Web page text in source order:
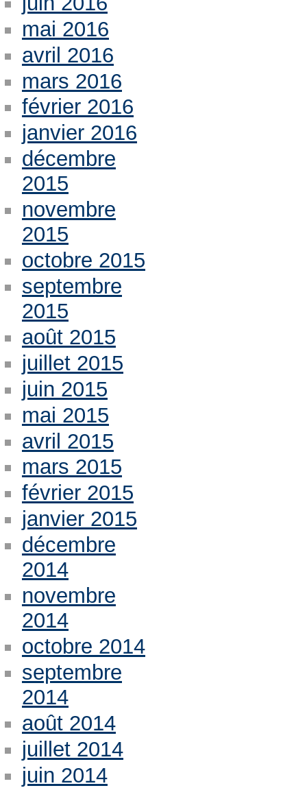
mai 2016
avril 2016
mars 2016
février 2016
janvier 2016
décembre
2015
novembre
2015
octobre 2015
septembre
2015
août 2015
juillet 2015
juin 2015
mai 2015
avril 2015
mars 2015
février 2015
janvier 2015
décembre
2014
novembre
2014
octobre 2014
septembre
2014
août 2014
juillet 2014
juin 2014